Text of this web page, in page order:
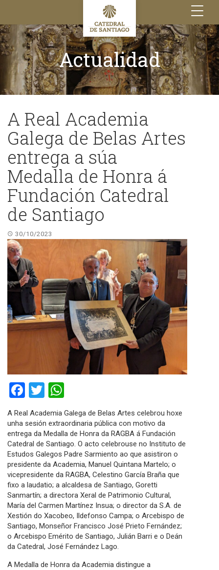
Toggle
navigation
Actualidad
A Real Academia
Galega de Belas Artes
entrega a súa
Medalla de Honra á
Fundación Catedral
de Santiago
30/10/2023
Facebook
Twitter
A Real Academia Galega de Belas Artes celebrou hoxe
unha sesión extraordinaria pública con motivo da
entrega da Medalla de Honra da RAGBA á Fundación
Catedral de Santiago. O acto celebrouse no Instituto de
Estudos Galegos Padre Sarmiento ao que asistiron o
presidente da Academia, Manuel Quintana Martelo; o
vicepresidente da RAGBA, Celestino García Braña que
fixo a laudatio; a alcaldesa de Santiago, Goretti
Sanmartín; a directora Xeral de Patrimonio Cultural,
María del Carmen Martínez Insua; o director da S.A. de
Xestión do Xacobeo, Ildefonso Campa; o Arcebispo de
Santiago, Monseñor Francisco José Prieto Fernández;
o Arcebispo Emérito de Santiago, Julián Barri e o Deán
da Catedral, José Fernández Lago.
A Medalla de Honra da Academia distingue a